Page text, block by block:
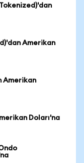
Amerikan
Amerikan
Doları'na